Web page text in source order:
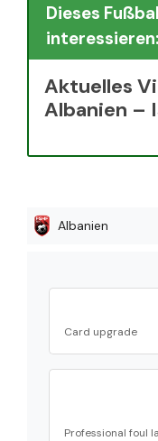
Dieses
interessieren:
Aktuelles
Albanien –
Albanien
Card upgrade
Professional foul